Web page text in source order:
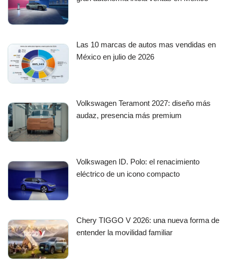
Las 10 marcas de autos mas vendidas en
México en julio de 2026
Volkswagen Teramont 2027: diseño más
audaz, presencia más premium
Volkswagen ID. Polo: el renacimiento
eléctrico de un icono compacto
Chery TIGGO V 2026: una nueva forma de
entender la movilidad familiar